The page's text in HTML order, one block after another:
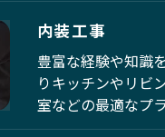
内装工事
豊富な経験や知識
りキッチンやリビ
室などの最適なプ